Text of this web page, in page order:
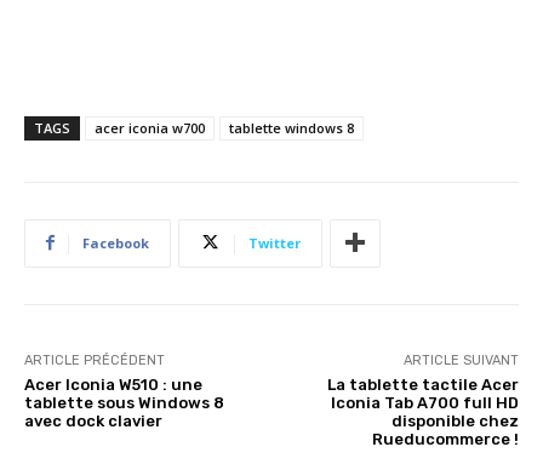
TAGS acer iconia w700 tablette windows 8
Facebook Twitter
ARTICLE PRÉCÉDENT
Acer Iconia W510 : une
tablette sous Windows 8
avec dock clavier
ARTICLE SUIVANT
La tablette tactile Acer
Iconia Tab A700 full HD
disponible chez
Rueducommerce !